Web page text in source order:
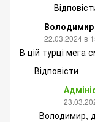
Володимир
22.03.2024 в
В цій турці мега
Відповісти
Володимир,